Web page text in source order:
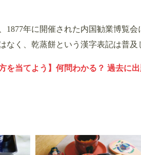
1877年に開催された内国勧業博覧
なく、乾蒸餅という漢字表記は普及
を当てよう】何問わかる？ 過去に